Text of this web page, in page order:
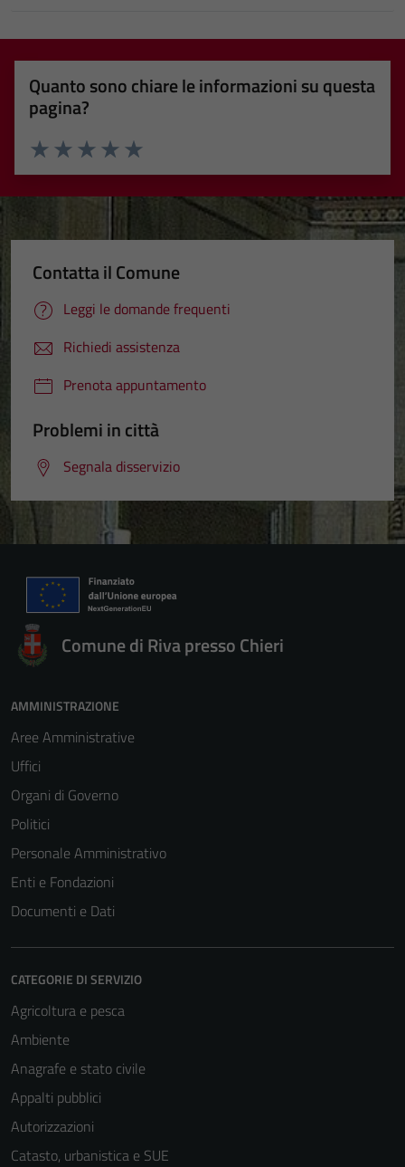
Quanto sono chiare le informazioni su questa
pagina?
Valuta 5 stelle su 5
Valuta 4 stelle su 5
Valuta 3 stelle su 5
Valuta 2 stelle su 5
Valuta 1 stelle su 5
Contatta il Comune
Leggi le domande frequenti
Richiedi assistenza
Prenota appuntamento
Problemi in città
Segnala disservizio
Comune di Riva presso Chieri
AMMINISTRAZIONE
Aree Amministrative
Uffici
Organi di Governo
Politici
Personale Amministrativo
Enti e Fondazioni
Documenti e Dati
CATEGORIE DI SERVIZIO
Agricoltura e pesca
Ambiente
Anagrafe e stato civile
Appalti pubblici
Autorizzazioni
Catasto, urbanistica e SUE